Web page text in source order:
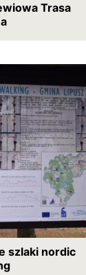
Trasa
szlaki nordic